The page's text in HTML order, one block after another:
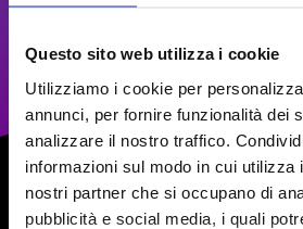
Questo sito web utilizza i cookie
Utilizziamo i cookie per
annunci, per fornire funzionalità dei
analizzare il nostro traffico.
informazioni sul modo in cui utilizza
nostri partner che si occupano di
pubblicità e social media, i quali
Affidabilità
CONTATTACI
PREVENTIVO
CHIAMACI E SCOPRI IL